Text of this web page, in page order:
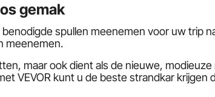
gemak
spullen meenemen voor uw trip
meenemen.
maar ook dient als de nieuwe,
VEVOR kunt u de beste strandkar krijgen